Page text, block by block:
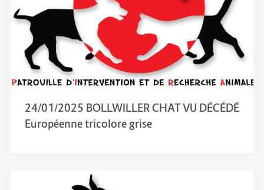
24/01/2025 BOLLWILLER CHAT VU DÉCÉDÉ
Européenne tricolore grise